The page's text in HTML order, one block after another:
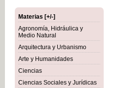
Materias [+/-]
Agronomía, Hidráulica y
Medio Natural
Arquitectura y Urbanismo
Arte y Humanidades
Ciencias
Ciencias Sociales y Jurídicas